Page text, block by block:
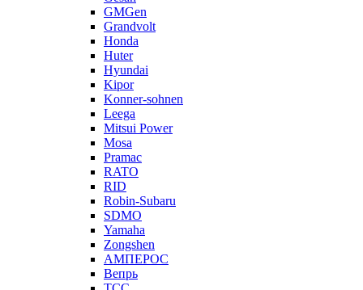
GMGen
Grandvolt
Honda
Huter
Hyundai
Kipor
Konner-sohnen
Leega
Mitsui Power
Mosa
Pramac
RATO
RID
Robin-Subaru
SDMO
Yamaha
Zongshen
АМПЕРОС
Вепрь